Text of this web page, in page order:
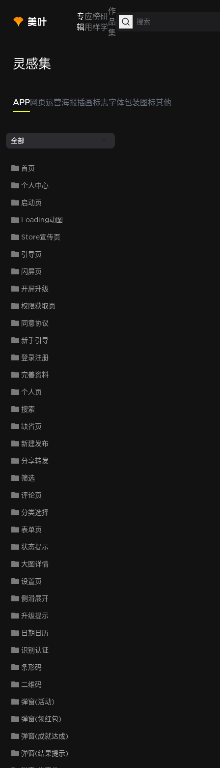
专
辑
应
用
榜
样
研
学
作
品
集
灵感集
APP网页运营海报插画标志字体包装图标其他
全部
首页
个人中心
启动页
Loading动图
Store宣传页
引导页
闪屏页
开屏升级
权限获取页
同意协议
新手引导
登录注册
完善资料
个人页
搜索
缺省页
新建发布
分享转发
筛选
评论页
分类选择
表单页
状态提示
大图详情
设置页
侧滑展开
升级提示
日期日历
识别认证
条形码
二维码
弹窗(活动)
弹窗(领红包)
弹窗(成就达成)
弹窗(结果提示)